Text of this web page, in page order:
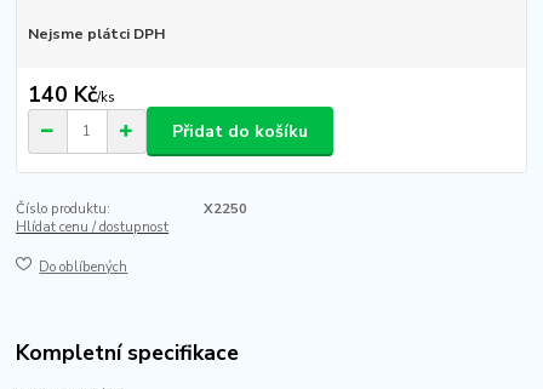
Nejsme plátci DPH
140 Kč/ks
Přidat do košíku
Číslo produktu:
X2250
Hlídat cenu / dostupnost
Do oblíbených
Kompletní specifikace